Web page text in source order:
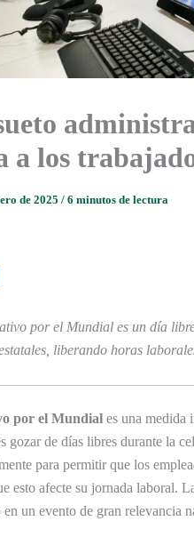
a los
de 2025 / 6 minutos de lectura
por el Mundial es un día
liberando horas
por el Mundial es una medida
gozar de días libres durante la
para permitir que los
esto afecte su jornada laboral.
un evento de gran relevancia